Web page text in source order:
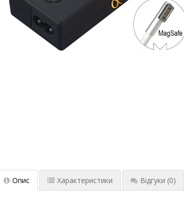
Опис Характеристики Відгуки (0)